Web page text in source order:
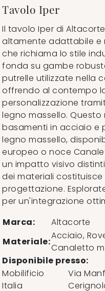
Tavolo Iper
Il tavolo Iper di
altamente adattabile e
che richiama lo stile
fonda su gambe
putrelle utilizzate nella
offrendo al contempo
personalizzazione
legno massello.
basamenti in acciaio e
legno massello,
europeo o noce
un impatto visivo
dei materiali
progettazione.
per un'integrazione
Marca:
Altacorte
Materiale:
Acciaio,
Canaletto
Disponibile presso:
Mobilificio
Italia
Via